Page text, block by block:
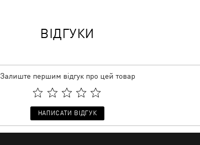
ВІДГУКИ
Залиште першим відгук про цей товар
НАПИСАТИ ВІДГУК